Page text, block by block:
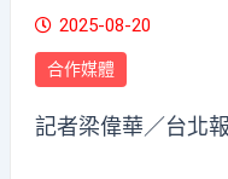
2025-08-20
合作媒體
記者梁偉華／台北